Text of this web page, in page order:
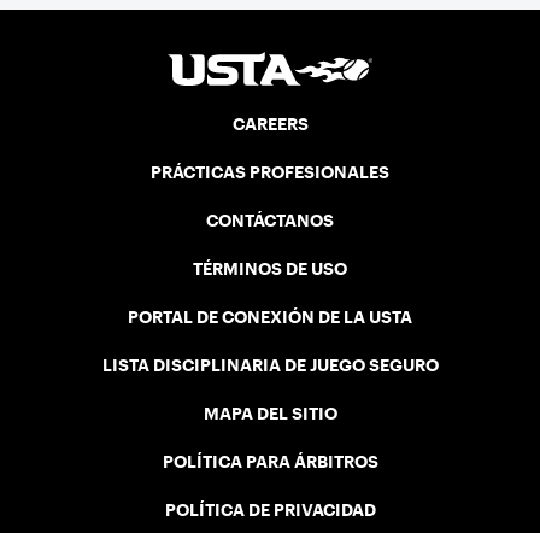
CAREERS
PRÁCTICAS PROFESIONALES
CONTÁCTANOS
TÉRMINOS DE USO
PORTAL DE CONEXIÓN DE LA USTA
LISTA DISCIPLINARIA DE JUEGO SEGURO
MAPA DEL SITIO
POLÍTICA PARA ÁRBITROS
POLÍTICA DE PRIVACIDAD